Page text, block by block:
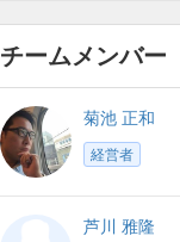
チームメンバー
菊池 正和
経営者
芦川 雅隆